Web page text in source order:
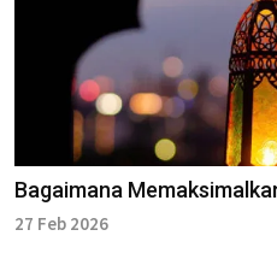
Bagaimana
27 Feb 2026